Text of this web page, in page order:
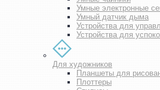
Умные электронные
Умный датчик дыма
Устройства для
Устройства для
Для художников
Планшеты для
Плоттеры